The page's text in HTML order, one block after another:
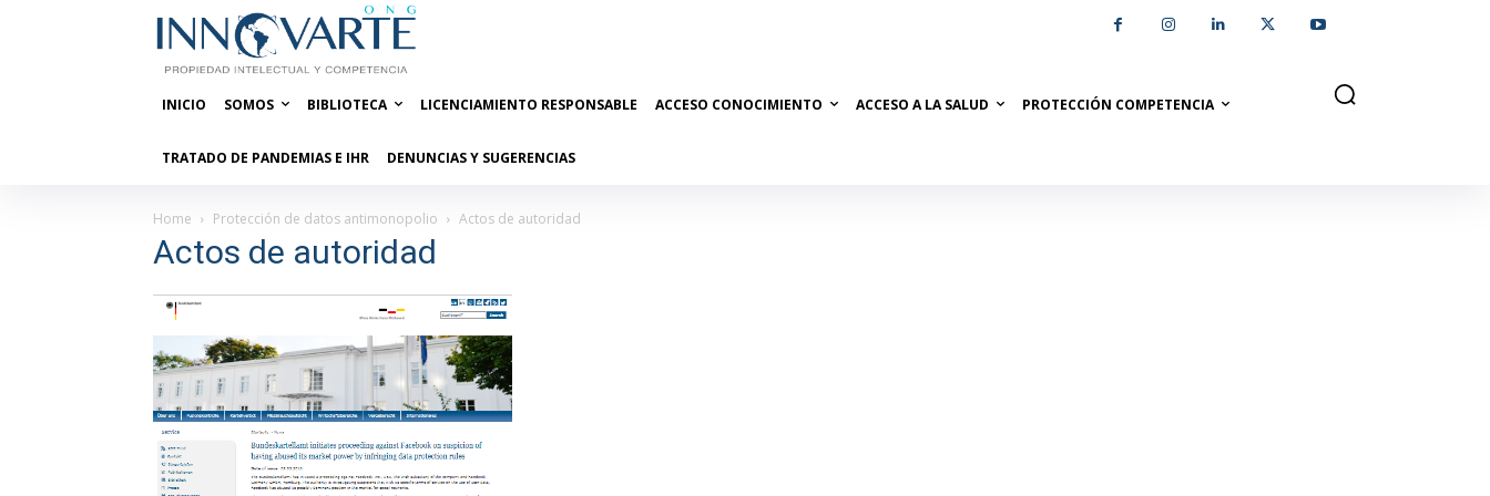
INICIO SOMOS BIBLIOTECA LICENCIAMIENTO RESPONSABLE ACCESO CONOCIMIENTO ACCESO A LA SALUD PROTECCIÓN COMPETENCIA
TRATADO DE PANDEMIAS E IHR DENUNCIAS Y SUGERENCIAS
Home Protección de datos antimonopolio Actos de autoridad
Actos de autoridad